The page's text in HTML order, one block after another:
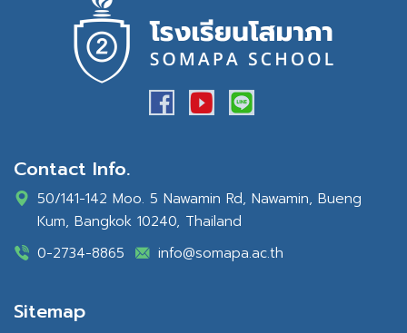
Contact Info.
50/141-142 Moo. 5 Nawamin Rd, Nawamin, Bueng
Kum, Bangkok 10240, Thailand
0-2734-8865
info@somapa.ac.th
Sitemap